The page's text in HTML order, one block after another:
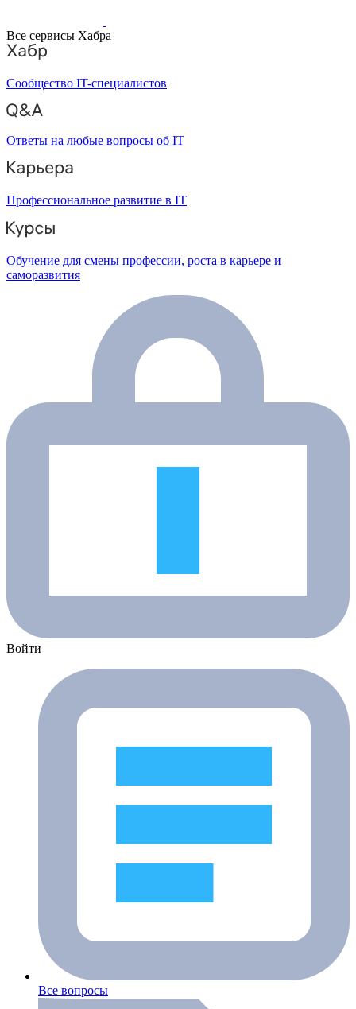
Все сервисы Хабра
Сообщество IT-специалистов
Ответы на любые вопросы об IT
Профессиональное развитие в IT
Обучение для смены профессии, роста в карьере и
саморазвития
Войти
Все вопросы